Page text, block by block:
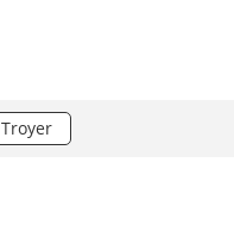
Troyer